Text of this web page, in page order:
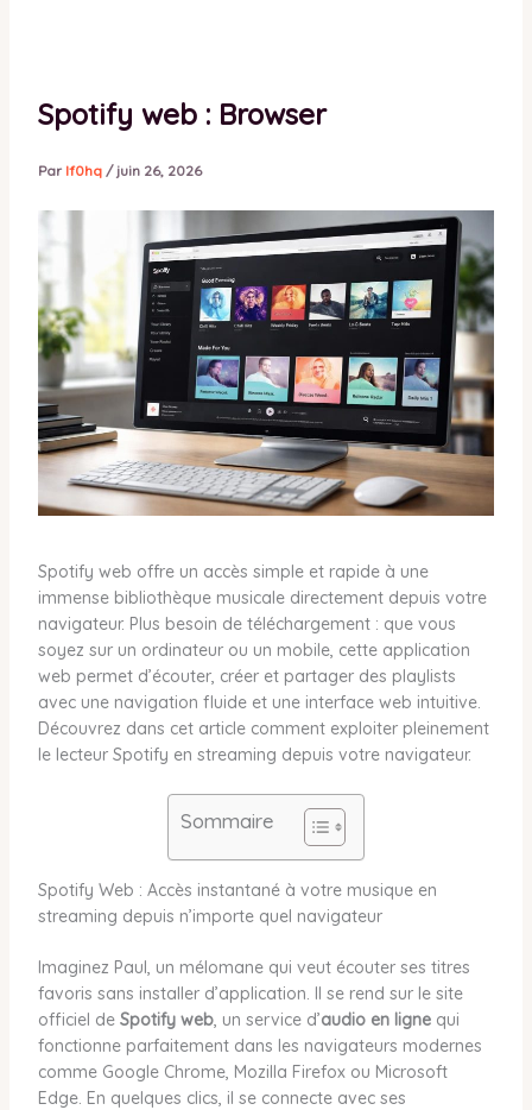
Spotify web : Browser
Par lf0hq / juin 26, 2026
Spotify web offre un accès simple et rapide à une
immense bibliothèque musicale directement depuis votre
navigateur. Plus besoin de téléchargement : que vous
soyez sur un ordinateur ou un mobile, cette application
web permet d’écouter, créer et partager des playlists
avec une navigation fluide et une interface web intuitive.
Découvrez dans cet article comment exploiter pleinement
le lecteur Spotify en streaming depuis votre navigateur.
Sommaire
Spotify Web : Accès instantané à votre musique en
streaming depuis n’importe quel navigateur
Imaginez Paul, un mélomane qui veut écouter ses titres
favoris sans installer d’application. Il se rend sur le site
officiel de Spotify web, un service d’audio en lignequi
fonctionne parfaitement dans les navigateurs modernes
comme Google Chrome, Mozilla Firefox ou Microsoft
Edge. En quelques clics, il se connecte avec ses